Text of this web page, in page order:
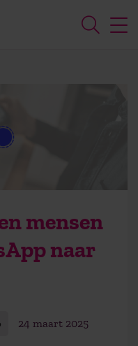
mensen
naar
24 maart 2025